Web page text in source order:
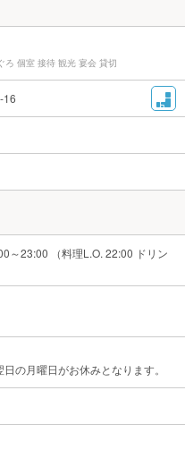
ろ 個室 接待 観光 宴会 貸切
16
～23:00 （料理L.O. 22:00 ドリン
の月曜日がお休みとなります。